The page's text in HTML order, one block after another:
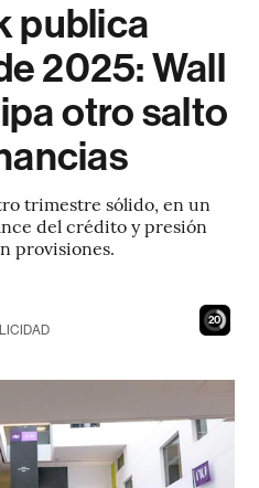
publica
2025: Wall
otro salto
trimestre sólido, en un
del crédito y presión
provisiones.
18